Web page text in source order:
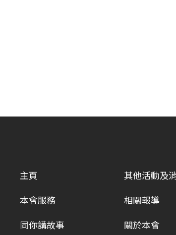
主頁
本會服務
同你講故事
其他活動及
相關報導
關於本會